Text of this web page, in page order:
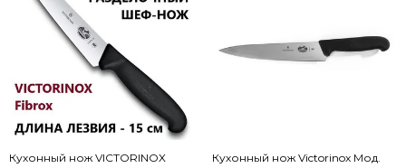
Кухонный нож VICTORINOX
Кухонный нож Victorinox Мод.